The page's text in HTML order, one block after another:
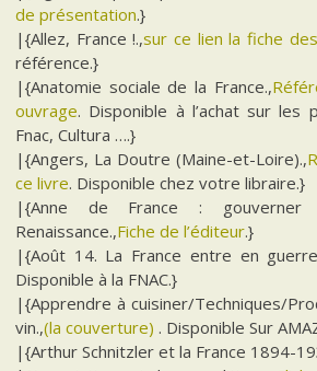
de présentation.}
|{Allez, France !.,sur ce lien la fiche
référence.}
|{Anatomie sociale de la France.,
ouvrage. Disponible à l’achat sur les
Fnac, Cultura ….}
|{Angers, La Doutre (Maine-et-Loire).,
ce livre. Disponible chez votre libraire.}
|{Anne de France :
Renaissance.,Fiche de l’éditeur.}
|{Août 14. La France entre en
Disponible à la FNAC.}
|{Apprendre à cuisiner/Techniques/
vin.,(la couverture) . Disponible Sur
|{Arthur Schnitzler et la France 1894-